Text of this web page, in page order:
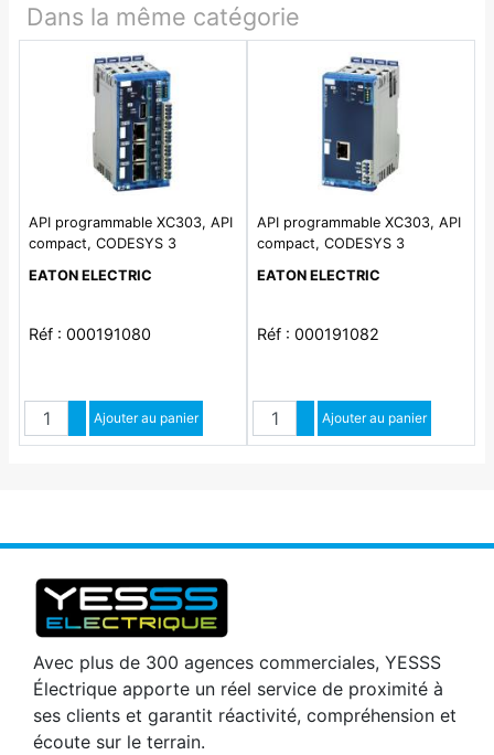
Dans la même catégorie
API programmable XC303, API
compact, CODESYS 3
SD, USB, 3x Ethernet, 2x CAN,
numériques
EATON ELECTRIC
Réf : 000191080
QuantitéAugmenter quantité
Diminuer quantité
Ajouter au panier
API programmable XC303, API
compact, CODESYS 3
SD, Ethernet, CAN
EATON ELECTRIC
Réf : 000191082
QuantitéAugmenter quantité
Diminuer quantité
Ajouter au panier
Avec plus de 300 agences commerciales, YESSS
Électrique apporte un réel service de proximité à
ses clients et garantit réactivité, compréhension et
écoute sur le terrain.